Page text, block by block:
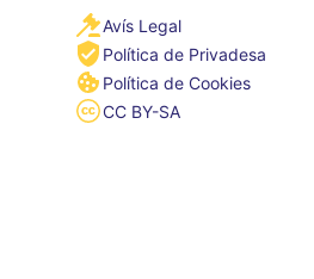
Avís Legal
Política de Privadesa
Política de Cookies
CC BY-SA